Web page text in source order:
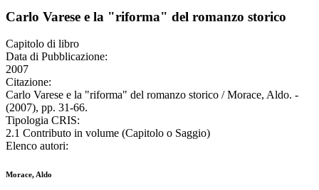
Carlo Varese e la "riforma" del romanzo storico
Capitolo di libro
Data di Pubblicazione:
2007
Citazione:
Carlo Varese e la "riforma" del romanzo storico / Morace, Aldo. -
(2007), pp. 31-66.
Tipologia CRIS:
2.1 Contributo in volume (Capitolo o Saggio)
Elenco autori:
Morace, Aldo